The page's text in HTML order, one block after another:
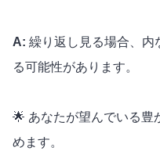
A: 繰り返し見る場合、内
る可能性があります。
🌟 あなたが望んでいる豊
めます。